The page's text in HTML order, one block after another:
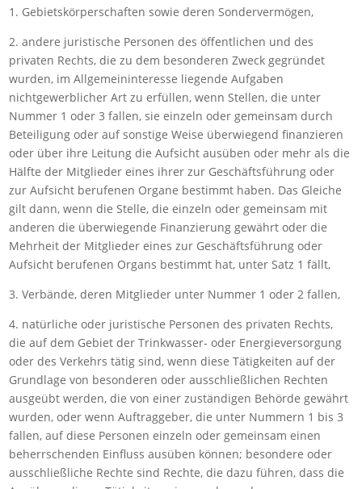
1. Gebietskörperschaften sowie deren Sondervermögen,
2. andere juristische Personen des öffentlichen und des
privaten Rechts, die zu dem besonderen Zweck gegründet
wurden, im Allgemeininteresse liegende Aufgaben
nichtgewerblicher Art zu erfüllen, wenn Stellen, die unter
Nummer 1 oder 3 fallen, sie einzeln oder gemeinsam durch
Beteiligung oder auf sonstige Weise überwiegend finanzieren
oder über ihre Leitung die Aufsicht ausüben oder mehr als die
Hälfte der Mitglieder eines ihrer zur Geschäftsführung oder
zur Aufsicht berufenen Organe bestimmt haben. Das Gleiche
gilt dann, wenn die Stelle, die einzeln oder gemeinsam mit
anderen die überwiegende Finanzierung gewährt oder die
Mehrheit der Mitglieder eines zur Geschäftsführung oder
Aufsicht berufenen Organs bestimmt hat, unter Satz 1 fällt,
3. Verbände, deren Mitglieder unter Nummer 1 oder 2 fallen,
4. natürliche oder juristische Personen des privaten Rechts,
die auf dem Gebiet der Trinkwasser- oder Energieversorgung
oder des Verkehrs tätig sind, wenn diese Tätigkeiten auf der
Grundlage von besonderen oder ausschließlichen Rechten
ausgeübt werden, die von einer zuständigen Behörde gewährt
wurden, oder wenn Auftraggeber, die unter Nummern 1 bis 3
fallen, auf diese Personen einzeln oder gemeinsam einen
beherrschenden Einfluss ausüben können; besondere oder
ausschließliche Rechte sind Rechte, die dazu führen, dass die